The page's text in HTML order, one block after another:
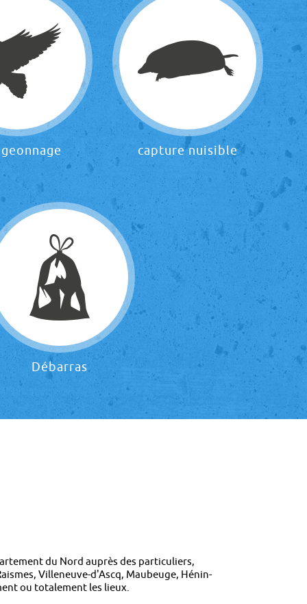
capture nuisible
Débarras
du Nord auprès des particuliers,
Villeneuve-d'Ascq, Maubeuge, Hénin-
ou totalement les lieux.